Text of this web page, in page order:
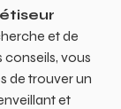
et de
conseils, vous
de trouver un
et